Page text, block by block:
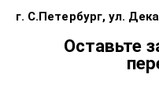
г. С.Петербург, ул.
Оставьте